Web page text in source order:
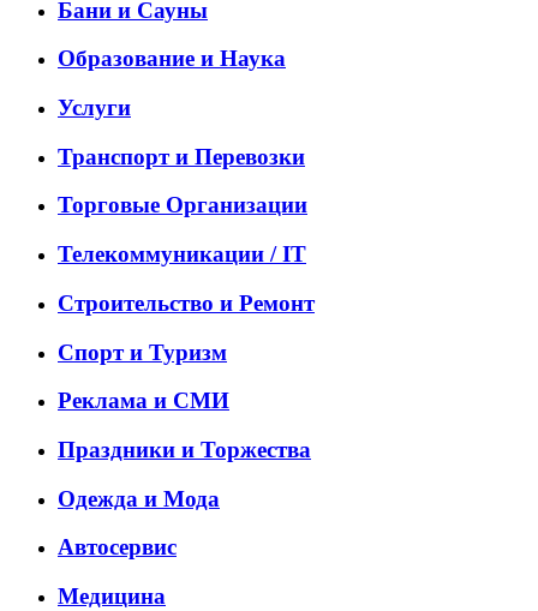
Бани и Сауны
Образование и Наука
Услуги
Транспорт и Перевозки
Торговые Организации
Телекоммуникации / IT
Строительство и Ремонт
Спорт и Туризм
Реклама и СМИ
Праздники и Торжества
Одежда и Мода
Автосервис
Медицина